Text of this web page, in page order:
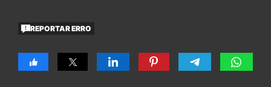
REPORTAR ERRO